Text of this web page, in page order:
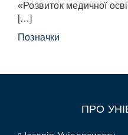
«Розвиток медичної
[…]
Позначки
ПРО